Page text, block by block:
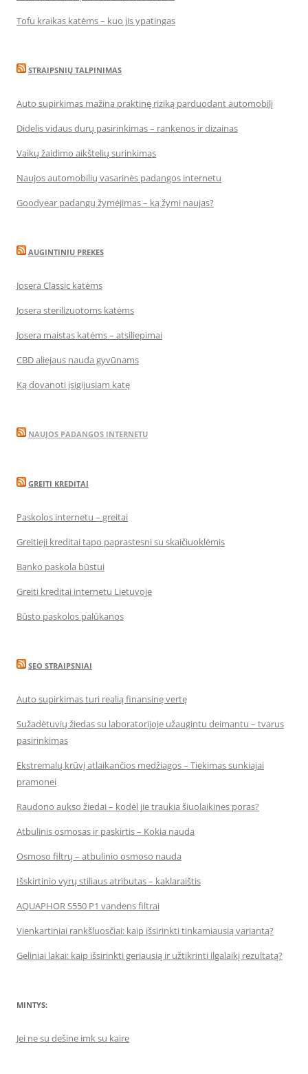
Tofu kraikas katėms – kuo jis ypatingas
STRAIPSNIŲ TALPINIMAS
Auto supirkimas mažina praktinę riziką parduodant automobilį
Didelis vidaus durų pasirinkimas – rankenos ir dizainas
Vaikų žaidimo aikštelių surinkimas
Naujos automobilių vasarinės padangos internetu
Goodyear padangų žymėjimas – ką žymi naujas?
AUGINTINIU PREKES
Josera Classic katėms
Josera sterilizuotoms katėms
Josera maistas katėms – atsiliepimai
CBD aliejaus nauda gyvūnams
Ką dovanoti įsigijusiam katę
NAUJOS PADANGOS INTERNETU
GREITI KREDITAI
Paskolos internetu – greitai
Greitieji kreditai tapo paprastesni su skaičiuoklėmis
Banko paskola būstui
Greiti kreditai internetu Lietuvoje
Būsto paskolos palūkanos
SEO STRAIPSNIAI
Auto supirkimas turi realią finansinę vertę
Sužadėtuvių žiedas su laboratorijoje užaugintu deimantu – tvarus
pasirinkimas
Ekstremalų krūvį atlaikančios medžiagos – Tiekimas sunkiajai
pramonei
Raudono aukso žiedai – kodėl jie traukia šiuolaikines poras?
Atbulinis osmosas ir paskirtis – Kokia nauda
Osmoso filtrų – atbulinio osmoso nauda
Išskirtinio vyrų stiliaus atributas – kaklaraištis
AQUAPHOR S550 P1 vandens filtrai
Vienkartiniai rankšluosčiai: kaip išsirinkti tinkamiausią variantą?
Geliniai lakai: kaip išsirinkti geriausią ir užtikrinti ilgalaikį rezultatą?
MINTYS:
Jei ne su dešine imk su kaire